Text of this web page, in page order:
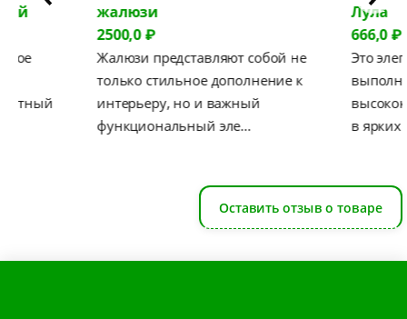
жалюзи
2500,0 ₽
Жалюзи представляют собой не
только стильное дополнение к
интерьеру, но и важный
функциональный эле…
Лула
666,0 ₽
Это
в ярких
Оставить отзыв о товаре